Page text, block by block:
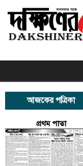
আজকের পত্রিকা
প্রথম পাতা